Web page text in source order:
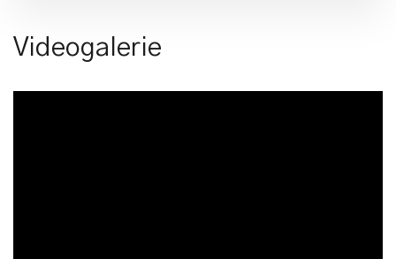
Videogalerie